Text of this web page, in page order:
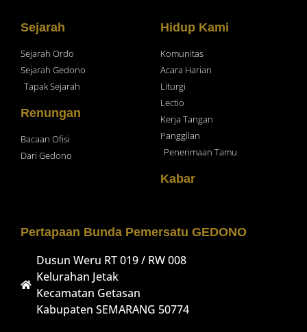
Sejarah
Sejarah Ordo
Sejarah Gedono
Tapak Sejarah
Renungan
Bacaan Ofisi
Dari Gedono
Hidup Kami
Komunitas
Acara Harian
Liturgi
Lectio
Kerja Tangan
Panggilan
Penerimaan Tamu
Kabar
Pertapaan Bunda Pemersatu GEDONO
Dusun Weru RT 019 / RW 008
Kelurahan Jetak
Kecamatan Getasan
Kabupaten SEMARANG 50774